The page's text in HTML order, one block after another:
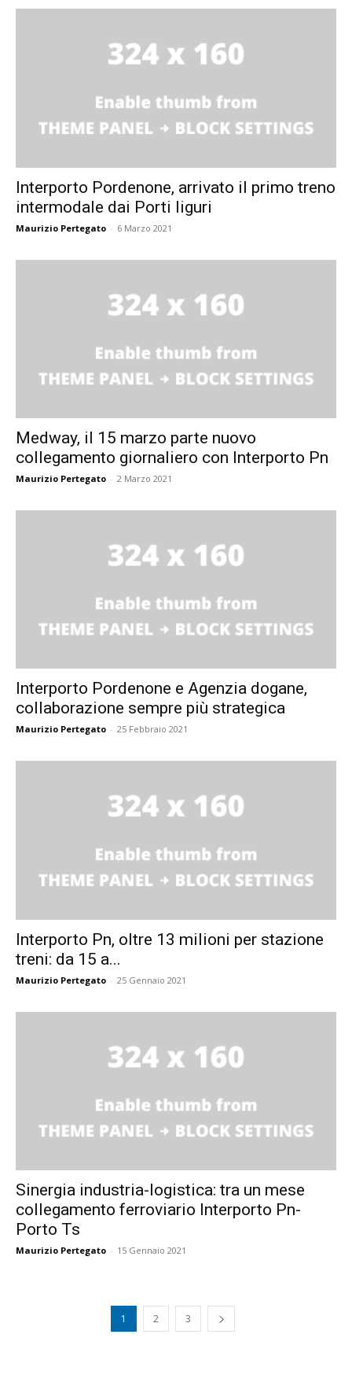
Interporto Pordenone, arrivato il primo treno
intermodale dai Porti liguri
Maurizio Pertegato - 6 Marzo 2021
Medway, il 15 marzo parte nuovo
collegamento giornaliero con Interporto Pn
Maurizio Pertegato - 2 Marzo 2021
Interporto Pordenone e Agenzia dogane,
collaborazione sempre più strategica
Maurizio Pertegato - 25 Febbraio 2021
Interporto Pn, oltre 13 milioni per stazione
treni: da 15 a...
Maurizio Pertegato - 25 Gennaio 2021
Sinergia industria-logistica: tra un mese
collegamento ferroviario Interporto Pn-
Porto Ts
Maurizio Pertegato - 15 Gennaio 2021
1 2 3